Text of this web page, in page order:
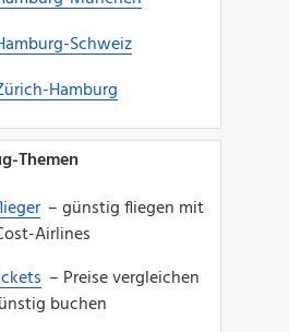
Schweiz
Hamburg
Themen
– günstig fliegen mit
Airlines
– Preise vergleichen
buchen